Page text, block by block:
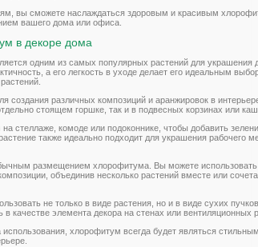
вы сможете наслаждаться здоровым и красивым
вашего дома или офиса.
в декоре дома
одним из самых популярных растений для украшения
а его легкость в уходе делает его идеальным
создания различных композиций и аранжировок в
стоящем горшке, так и в подвесных корзинах или
стеллаже, комоде или подоконнике, чтобы добавить
также идеально подходит для украшения рабочего
размещением хлорофитума. Вы можете
объединив несколько растений вместе или
не только в виде растения, но и в виде сухих
в качестве элемента декора на стенах или вентиляционных
хлорофитум всегда будет являться